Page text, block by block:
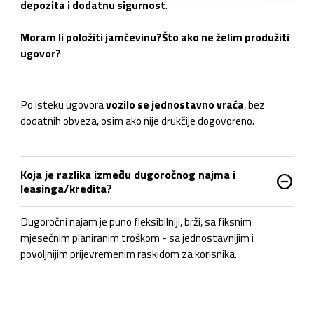
depozita i dodatnu sigurnost.
Moram li položiti jamčevinu?Što ako ne želim produžiti
ugovor?
Po isteku ugovoravozilo se jednostavno vraća, bez
dodatnih obveza, osim ako nije drukčije dogovoreno.
Koja je razlika između dugoročnog najma i
leasinga/kredita?
do_not_disturb_on
Dugoročni najam je puno fleksibilniji, brži, sa fiksnim
mjesečnim planiranim troškom - sa jednostavnijim i
povoljnijim prijevremenim raskidom za korisnika.